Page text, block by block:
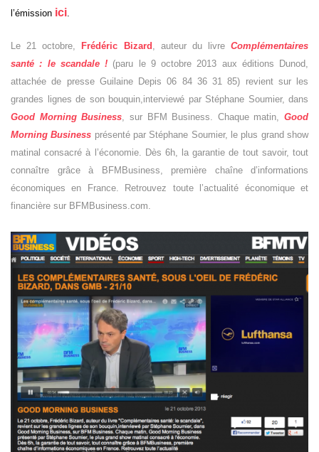
l’émission ici.
Le 21 octobre, Frédéric Bizard , auteur du livre Complémentaires
santé : le scandale ! (paru le 9 octobre 2013 aux éditions Dunod,
attachée de presse Guilaine Depis 06 84 36 31 85) revient sur les
grandes lignes de son bouquin,interviewé par Stéphane Soumier, dans
Good Morning Business, sur BFM Business. Chaque matin, Good
Morning Business présenté par Stéphane Soumier, le plus grand show
matinal consacré à l’économie. Dès 6h, la garantie de tout savoir, tout
connaître grâce à BFMBusiness, première chaîne d’informations
économiques en France. Retrouvez toute l’actualité économique et
financière sur BFMBusiness.com.